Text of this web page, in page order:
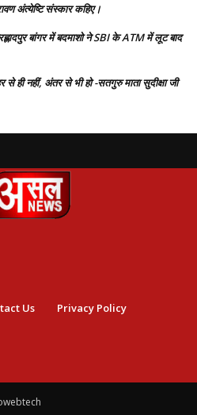
अंत्येष्टि संस्कार कहिए।
बांगर में बदमाशो ने SBI के ATM में लूट बाद
से ही नहीं, अंतर से भी हो -सतगुरु माता सुदीक्षा जी
Us Privacy Policy